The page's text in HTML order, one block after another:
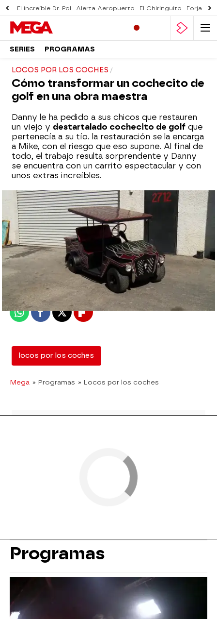
El increíble Dr. Pol Alerta Aeropuerto El Chiringuito Forjado
SERIES PROGRAMAS
LOCOS POR LOS COCHES
Cómo transformar un cochecito de
golf en una obra maestra
Danny le ha pedido a sus chicos que restauren
un viejo y destartalado cochecito de golf que
pertenecía a su tío. la restauración se la encarga
a Mike, con el riesgo que eso supone. Al final de
todo, el trabajo resulta sorprendente y Danny
se encuentra con un carrito espectacular y con
unos extras increíbles.
mega
Madrid
Publicado:12 de febrero de 2018, 13:00
WhatsappFacebook
X Flipboard
locos por los coches
Mega » Programas » Locos por los coches
Programas